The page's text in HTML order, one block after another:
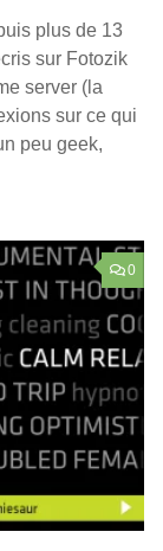
plus de 13
sur Fotozik
server (la
sur ce qui
peu geek,
0